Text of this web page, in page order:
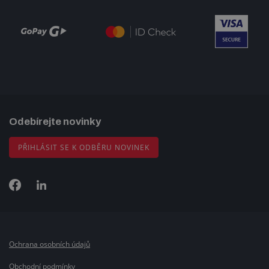
Odebírejte novinky
PŘIHLÁSIT SE K ODBĚRU NOVINEK
Ochrana osobních údajů
Obchodní podmínky